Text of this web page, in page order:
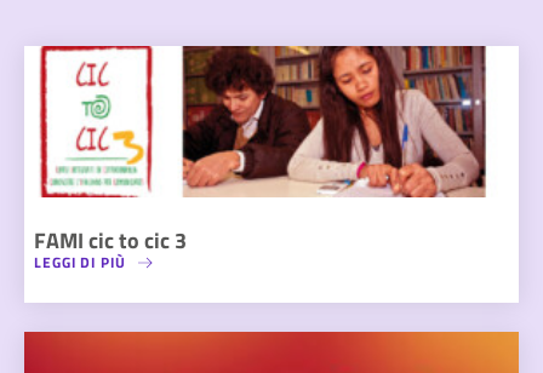
FAMI cic to cic 3
LEGGI DI PIÙ